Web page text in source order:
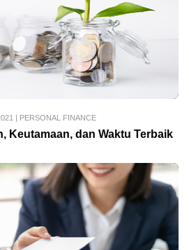
| PERSONAL FINANCE
Keutamaan, dan Waktu Terbaik